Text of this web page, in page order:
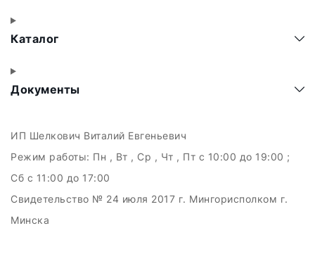
Каталог
Документы
ИП Шелкович Виталий Евгеньевич
Режим работы: Пн , Вт , Ср , Чт , Пт c 10:00 до 19:00 ;
Сб c 11:00 до 17:00
Свидетельство № 24 июля 2017 г. Мингорисполком г.
Минска